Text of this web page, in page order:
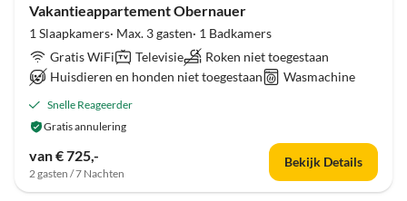
Vakantieappartement Obernauer
1 Slaapkamers· Max. 3 gasten· 1 Badkamers
Gratis WiFi
Televisie
Roken niet toegestaan
Huisdieren en honden niet toegestaan
Wasmachine
Snelle Reageerder
Gratis annulering
van € 725,-
2 gasten / 7 Nachten
Bekijk Details